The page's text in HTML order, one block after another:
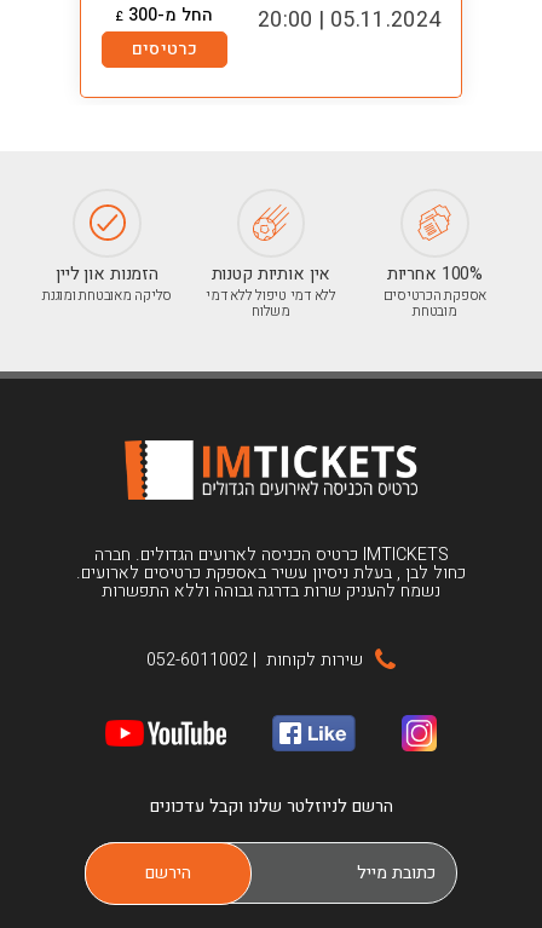
05.11.2024 | 20:00 החל מ-300 £
כרטיסים
100% אחריות
אספקת הכרטיסים
מובטחת
אין אותיות קטנות
ללא דמי טיפול ללא דמי
משלוח
הזמנות און ליין
סליקה מאובטחת ומוגנת
IMTICKETS כרטיס הכניסה לארועים הגדולים. חברה
כחול לבן , בעלת ניסיון עשיר באספקת כרטיסים לארועים.
נשמח להעניק שרות בדרגה גבוהה וללא התפשרות
שירות לקוחות |
052-6011002
הרשם לניוזלטר שלנו וקבל עדכונים